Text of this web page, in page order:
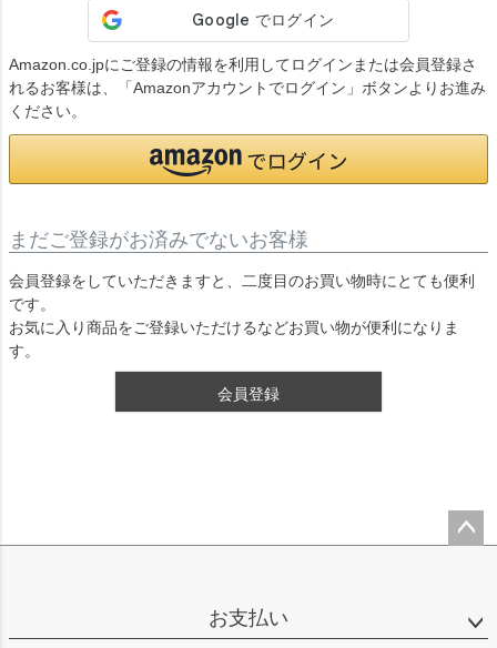
Amazon.co.jpにご登録の情報を利用してログインまたは会員登録さ
れるお客様は、「Amazonアカウントでログイン」ボタンよりお進み
ください。
まだご登録がお済みでないお客様
会員登録をしていただきますと、二度目のお買い物時にとても便利
です。
お気に入り商品をご登録いただけるなどお買い物が便利になりま
す。
会員登録
お支払い